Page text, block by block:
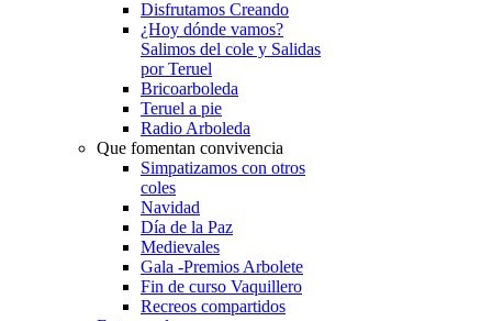
Disfrutamos Creando
¿Hoy dónde vamos?
Salimos del cole y Salidas
por Teruel
Bricoarboleda
Teruel a pie
Radio Arboleda
Que fomentan convivencia
Simpatizamos con otros
coles
Navidad
Día de la Paz
Medievales
Gala -Premios Arbolete
Fin de curso Vaquillero
Recreos compartidos